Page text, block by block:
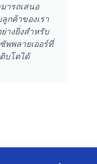
ารถเสนอ
กค้าของเรา
างยิ่งสำหรับ
พพลายเออร์ที่
บโตได้